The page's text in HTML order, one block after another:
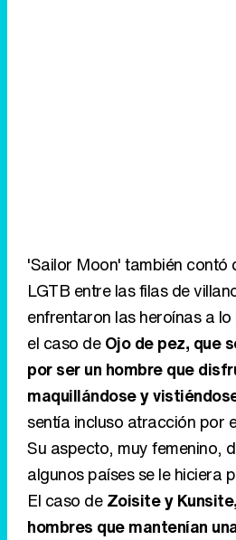
'Sailor Moon' también contó
LGTB entre las filas de
enfrentaron las heroínas a
el caso deOjo de pez, que
por ser un hombre que
maquillándose y
sentía incluso atracción por
Su aspecto, muy femenino,
algunos países se le hiciera
El caso deZoisite y
hombres que mantenían